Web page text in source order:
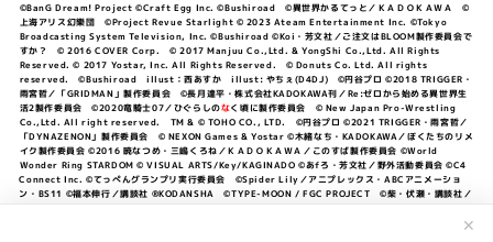
✕
©BanG Dream! Project ©Craft Egg Inc. ©Bushiroad ©異世界かるてっと／ＫＡＤＯＫＡＷＡ ©
上海アリス幻樂団 ©Project Revue Starlight © 2023 Ateam Entertainment Inc. ©Tokyo
Broadcasting System Television, Inc. ©Bushiroad ©Koi・芳文社／ご注文はBLOOM製作委員会で
すか？ © 2016 COVER Corp. © 2017 Manjuu Co.,Ltd. & YongShi Co.,Ltd. All Rights
Reserved. © 2017 Yostar, Inc. All Rights Reserved. © Donuts Co. Ltd. All rights
reserved. ©Bushiroad illust：西あすか illust: やちぇ(D4DJ) ©円谷プロ ©2018 TRIGGER・
雨宮哲／「GRIDMAN」製作委員会 ©長月達平・株式会社KADOKAWA刊／Re:ゼロから始める異世界生
活2製作委員会 ©2020竜騎士07／ひぐらしのなく頃に製作委員会 © New Japan Pro-Wrestling
Co.,Ltd. All right reserved. TM & © TOHO CO., LTD. ©円谷プロ ©2021 TRIGGER・雨宮哲／
「DYNAZENON」製作委員会 © NEXON Games & Yostar ©木緒なち・KADOKAWA／ぼくたちのリメ
イク製作委員会 ©2016 暁なつめ・三嶋くろね／ＫＡＤＯＫＡＷＡ／このすば製作委員会 ©World
Wonder Ring STARDOM © VISUAL ARTS/Key/KAGINADO ©あfろ・芳文社／野外活動委員会 ©C4
Connect Inc. ©てっぺんグランプリ実行委員会 ©Spider Lily／アニプレックス・ABCアニメーショ
ン・BS11 ©福本伸行／講談社 ®KODANSHA ©TYPE-MOON / FGC PROJECT ©柴・伏瀬・講談社／